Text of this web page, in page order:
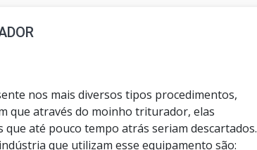
nos mais diversos tipos procedimentos,
que através do moinho triturador, elas
até pouco tempo atrás seriam descartados.
que utilizam esse equipamento são: